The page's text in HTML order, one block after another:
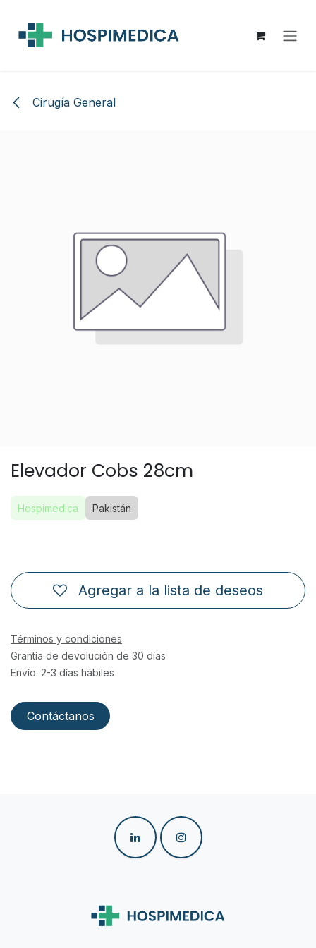
Cirugía General
Elevador Cobs 28cm
Hospimedica Pakistán
Agregar a la lista de deseos
Términos y condiciones
Grantía de devolución de 30 días
Envío: 2-3 días hábiles
Contáctanos